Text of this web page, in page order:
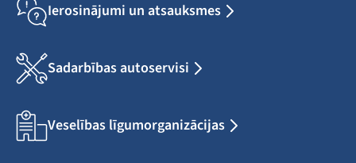
Ierosinājumi un atsauksmes
Sadarbības autoservisi
Veselības līgumorganizācijas